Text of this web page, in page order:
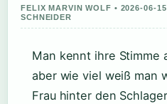
FELIX MARVIN WOLF • 2026-06-
SCHNEIDER
Man kennt ihre Stimme
aber wie viel weiß man
Frau hinter den